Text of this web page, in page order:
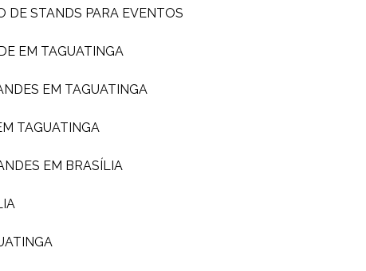
DE STANDS PARA EVENTOS
EM TAGUATINGA
EM TAGUATINGA
TAGUATINGA
EM BRASÍLIA